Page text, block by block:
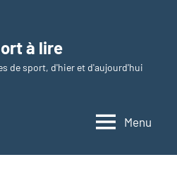
à lire
de sport, d'hier et d'aujourd'hui
Menu